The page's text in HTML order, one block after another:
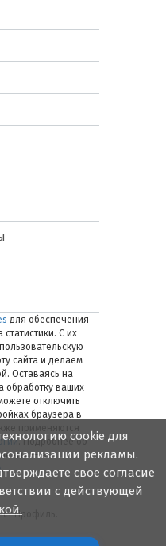
для обеспечения
С их
сайта и делаем
Оставаясь на
обработку ваших
отключить
браузера в
. Подробнее об
— в
.
Профиль.
cookie для
рекламы.
свое согласие
с действующей